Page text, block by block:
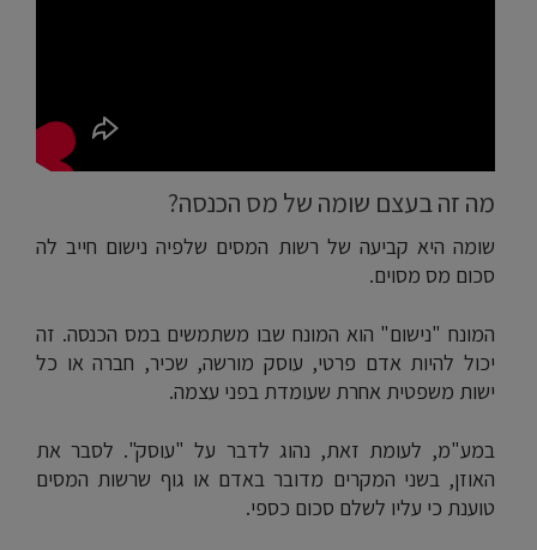
מה זה בעצם שומה של מס הכנסה?
שומה היא קביעה של רשות המסים שלפיה נישום חייב לה
סכום מס מסוים.
המונח "נישום" הוא המונח שבו משתמשים במס הכנסה. זה
יכול להיות אדם פרטי, עוסק מורשה, שכיר, חברה או כל
ישות משפטית אחרת שעומדת בפני עצמה.
במע"מ, לעומת זאת, נהוג לדבר על "עוסק". לסבר את
האוזן, בשני המקרים מדובר באדם או גוף שרשות המסים
טוענת כי עליו לשלם סכום כספי.